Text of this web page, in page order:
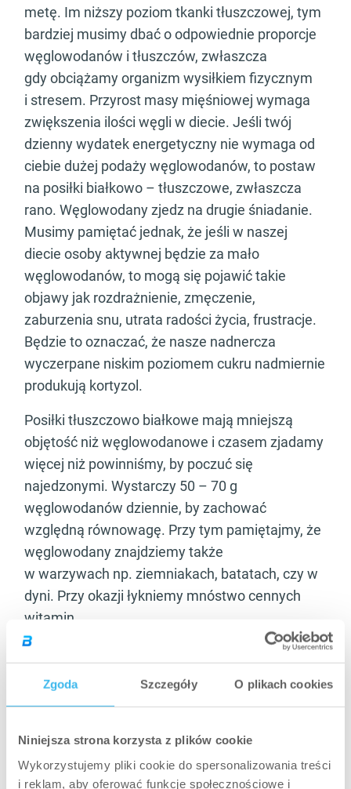
Zgoda Szczegóły O plikach cookies
Niniejsza strona korzysta z plików cookie
Wykorzystujemy pliki cookie do spersonalizowania treści
i reklam, aby oferować funkcje społecznościowe i
metę. Im niższy poziom tkanki tłuszczowej, tym
bardziej musimy dbać o odpowiednie proporcje
węglowodanów i tłuszczów, zwłaszcza
gdy obciążamy organizm wysiłkiem fizycznym
i stresem. Przyrost masy mięśniowej wymaga
zwiększenia ilości węgli w diecie. Jeśli twój
dzienny wydatek energetyczny nie wymaga od
ciebie dużej podaży węglowodanów, to postaw
na posiłki białkowo – tłuszczowe, zwłaszcza
rano. Węglowodany zjedz na drugie śniadanie.
Musimy pamiętać jednak, że jeśli w naszej
diecie osoby aktywnej będzie za mało
węglowodanów, to mogą się pojawić takie
objawy jak rozdrażnienie, zmęczenie,
zaburzenia snu, utrata radości życia, frustracje.
Będzie to oznaczać, że nasze nadnercza
wyczerpane niskim poziomem cukru nadmiernie
produkują kortyzol.
Posiłki tłuszczowo białkowe mają mniejszą
objętość niż węglowodanowe i czasem zjadamy
więcej niż powinniśmy, by poczuć się
najedzonymi. Wystarczy 50 – 70 g
węglowodanów dziennie, by zachować
względną równowagę. Przy tym pamiętajmy, że
węglowodany znajdziemy także
w warzywach np. ziemniakach, batatach, czy w
dyni. Przy okazji łykniemy mnóstwo cennych
witamin
i minerałów. Jeśli więc chcesz jeść mniej „węgli”,
to ogranicz je do 70 g, ale zadbaj o dobre białko
w diecie (mięso, ryby) i zdrowe tłuszcze.
dynia, marchew, burak, pietruszka,